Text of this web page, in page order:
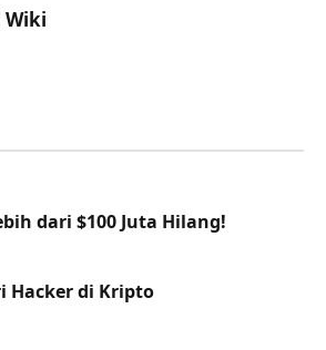
Wiki
dari $100 Juta Hilang!
Hacker di Kripto